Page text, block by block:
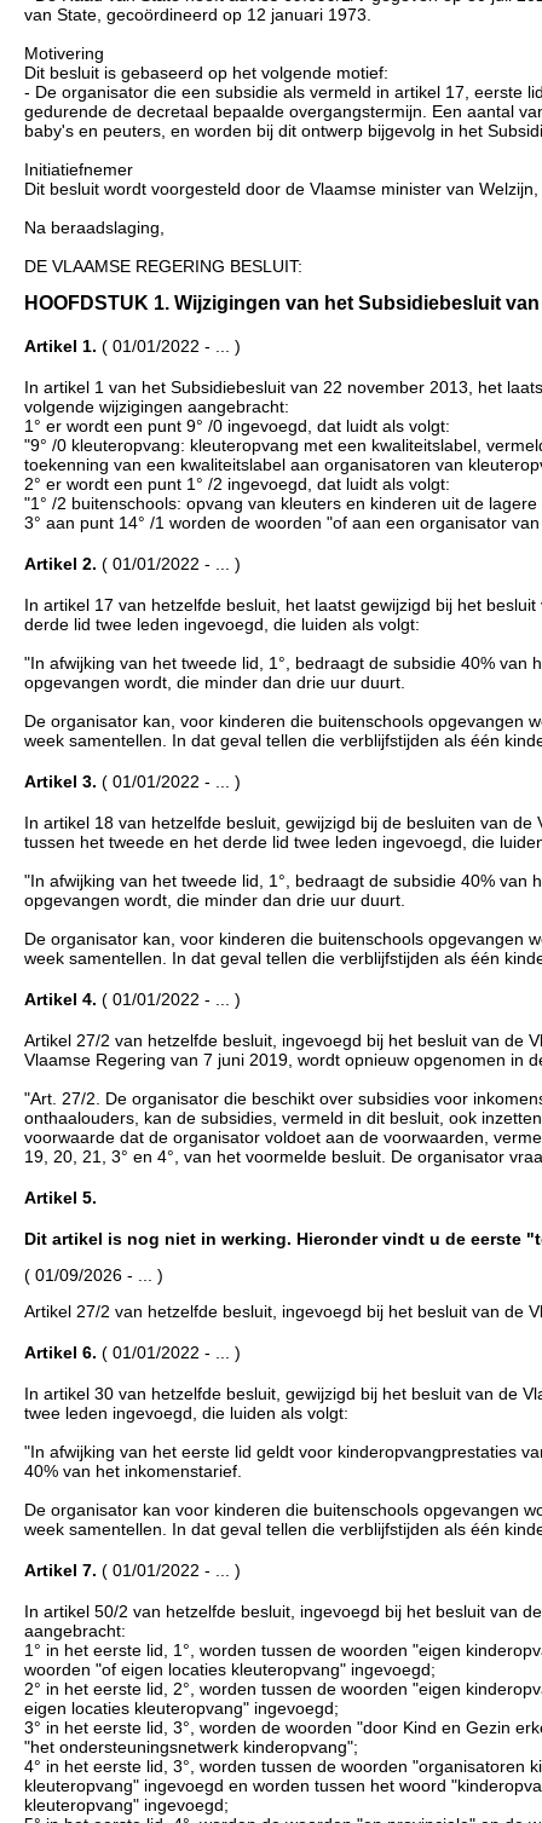
van State, gecoördineerd op 12 januari 1973.
Motivering
Dit besluit is gebaseerd op het volgende motief:
- De organisator die een subsidie als vermeld in artikel 17, eerste
gedurende de decretaal bepaalde overgangstermijn. Een aantal
baby's en peuters, en worden bij dit ontwerp bijgevolg in het
Initiatiefnemer
Dit besluit wordt voorgesteld door de Vlaamse minister van
Na beraadslaging,
DE VLAAMSE REGERING BESLUIT:
HOOFDSTUK 1. Wijzigingen van het Subsidiebesluit van
Artikel 1. ( 01/01/2022 - ... )
In artikel 1 van het Subsidiebesluit van 22 november 2013, het
volgende wijzigingen aangebracht:
1° er wordt een punt 9° /0 ingevoegd, dat luidt als volgt:
"9° /0 kleuteropvang: kleuteropvang met een kwaliteitslabel,
toekenning van een kwaliteitslabel aan organisatoren van
2° er wordt een punt 1° /2 ingevoegd, dat luidt als volgt:
"1° /2 buitenschools: opvang van kleuters en kinderen uit de lagere
3° aan punt 14° /1 worden de woorden "of aan een organisator
Artikel 2. ( 01/01/2022 - ... )
In artikel 17 van hetzelfde besluit, het laatst gewijzigd bij het
derde lid twee leden ingevoegd, die luiden als volgt:
"In afwijking van het tweede lid, 1°, bedraagt de subsidie 40%
opgevangen wordt, die minder dan drie uur duurt.
De organisator kan, voor kinderen die buitenschools opgevangen
week samentellen. In dat geval tellen die verblijfstijden als één
Artikel 3. ( 01/01/2022 - ... )
In artikel 18 van hetzelfde besluit, gewijzigd bij de besluiten van
tussen het tweede en het derde lid twee leden ingevoegd, die
"In afwijking van het tweede lid, 1°, bedraagt de subsidie 40%
opgevangen wordt, die minder dan drie uur duurt.
De organisator kan, voor kinderen die buitenschools opgevangen
week samentellen. In dat geval tellen die verblijfstijden als één
Artikel 4. ( 01/01/2022 - ... )
Artikel 27/2 van hetzelfde besluit, ingevoegd bij het besluit van de
Vlaamse Regering van 7 juni 2019, wordt opnieuw opgenomen in
"Art. 27/2. De organisator die beschikt over subsidies voor
onthaalouders, kan de subsidies, vermeld in dit besluit, ook
voorwaarde dat de organisator voldoet aan de voorwaarden,
19, 20, 21, 3° en 4°, van het voormelde besluit. De organisator
Artikel 5.
Dit artikel is nog niet in werking. Hieronder vindt u de eerste
( 01/09/2026 - ... )
Artikel 27/2 van hetzelfde besluit, ingevoegd bij het besluit van de
Artikel 6. ( 01/01/2022 - ... )
In artikel 30 van hetzelfde besluit, gewijzigd bij het besluit van de
twee leden ingevoegd, die luiden als volgt:
"In afwijking van het eerste lid geldt voor kinderopvangprestaties
40% van het inkomenstarief.
De organisator kan voor kinderen die buitenschools opgevangen
week samentellen. In dat geval tellen die verblijfstijden als één
Artikel 7. ( 01/01/2022 - ... )
In artikel 50/2 van hetzelfde besluit, ingevoegd bij het besluit van
aangebracht:
1° in het eerste lid, 1°, worden tussen de woorden "eigen
woorden "of eigen locaties kleuteropvang" ingevoegd;
2° in het eerste lid, 2°, worden tussen de woorden "eigen
eigen locaties kleuteropvang" ingevoegd;
3° in het eerste lid, 3°, worden de woorden "door Kind en Gezin
"het ondersteuningsnetwerk kinderopvang";
4° in het eerste lid, 3°, worden tussen de woorden
kleuteropvang" ingevoegd en worden tussen het woord
kleuteropvang" ingevoegd;